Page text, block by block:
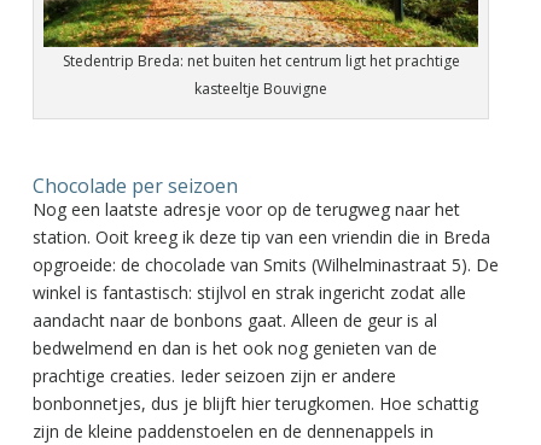
Stedentrip Breda: net buiten het centrum ligt het prachtige
kasteeltje Bouvigne
Chocolade per seizoen
Nog een laatste adresje voor op de terugweg naar het
station. Ooit kreeg ik deze tip van een vriendin die in Breda
opgroeide: de chocolade van Smits (Wilhelminastraat 5). De
winkel is fantastisch: stijlvol en strak ingericht zodat alle
aandacht naar de bonbons gaat. Alleen de geur is al
bedwelmend en dan is het ook nog genieten van de
prachtige creaties. Ieder seizoen zijn er andere
bonbonnetjes, dus je blijft hier terugkomen. Hoe schattig
zijn de kleine paddenstoelen en de dennenappels in